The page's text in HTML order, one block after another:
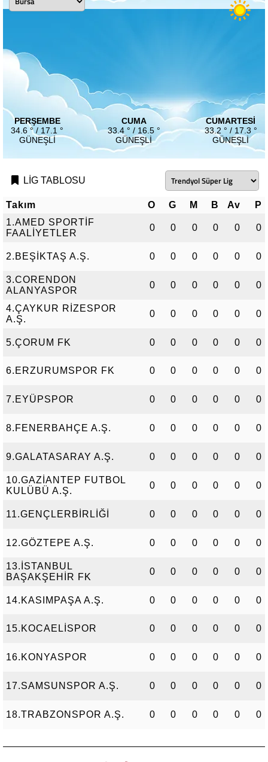
PERŞEMBE
34.6 ° / 17.1 °
GÜNEŞLI
CUMA
33.4 ° / 16.5 °
GÜNEŞLI
CUMARTESI
33.2 ° / 17.3 °
GÜNEŞLI
LİG TABLOSU
Takım O G M B Av
P
1.AMED SPORTİF
FAALİYETLER
0 0 0 0 0 0
2.BEŞİKTAŞ A.Ş. 0 0 0 0 0 0
3.CORENDON
ALANYASPOR
0 0 0 0 0 0
4.ÇAYKUR RİZESPOR
A.Ş.
0 0 0 0 0 0
5.ÇORUM FK 0 0 0 0 0 0
6.ERZURUMSPOR FK 0 0 0 0 0 0
7.EYÜPSPOR 0 0 0 0 0 0
8.FENERBAHÇE A.Ş. 0 0 0 0 0 0
9.GALATASARAY A.Ş. 0 0 0 0 0 0
10.GAZİANTEP FUTBOL
KULÜBÜ A.Ş.
0 0 0 0 0 0
11.GENÇLERBİRLİĞİ 0 0 0 0 0 0
12.GÖZTEPE A.Ş. 0 0 0 0 0 0
13.İSTANBUL
BAŞAKŞEHİR FK
0 0 0 0 0 0
14.KASIMPAŞA A.Ş. 0 0 0 0 0 0
15.KOCAELİSPOR 0 0 0 0 0 0
16.KONYASPOR 0 0 0 0 0 0
17.SAMSUNSPOR A.Ş. 0 0 0 0 0 0
18.TRABZONSPOR A.Ş. 0 0 0 0 0 0